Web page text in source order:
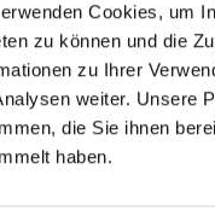
Cookies, um
zu können und die
zu Ihrer
weiter. Unsere
die Sie ihnen
haben.